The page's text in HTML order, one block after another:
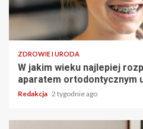
ZDROWIE I URODA
W jakim wieku najlepiej
aparatem ortodontycznym
Redakcja 2 tygodnie ago